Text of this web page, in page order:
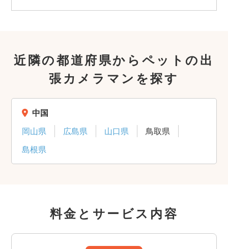
近隣の都道府県からペットの出
張カメラマンを探す
中国
岡山県
広島県 山口県
鳥取県
島根県
料金とサービス内容